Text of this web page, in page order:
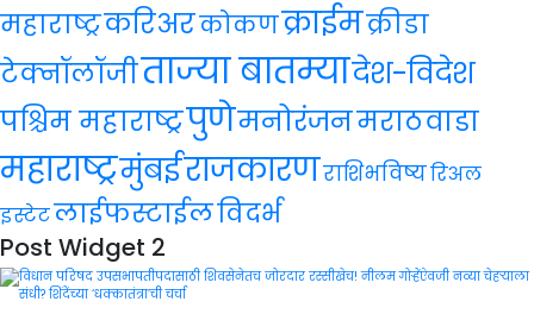
महाराष्ट्रकरिअरकोकणक्राईमक्रीडा
टेक्नॉलॉजीताज्या बातम्यादेश-विदेश
पश्चिम महाराष्ट्रपुणेमनोरंजनमराठवाडा
महाराष्ट्रमुंबईराजकारणराशिभविष्यरिअल
इस्टेटलाईफस्टाईलविदर्भ
Post Widget 2